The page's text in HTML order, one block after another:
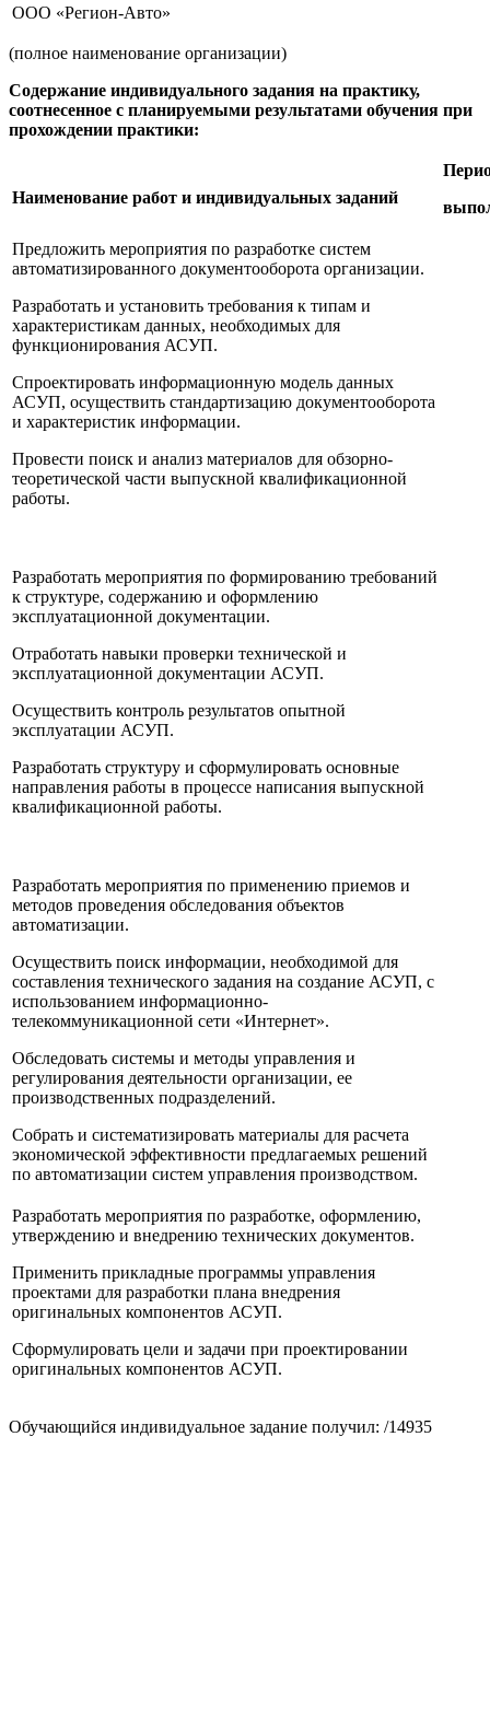
ООО «Регион-Авто»
(полное наименование организации)
Содержание индивидуального задания на практику,
соотнесенное с планируемыми результатами обучения при
прохождении практики:
Наименование работ и индивидуальных заданий
Предложить мероприятия по разработке систем
автоматизированного документооборота организации.
Разработать и установить требования к типам и
характеристикам данных, необходимых для
функционирования АСУП.
Спроектировать информационную модель данных
АСУП, осуществить стандартизацию документооборота
и характеристик информации.
Провести поиск и анализ материалов для обзорно-
теоретической части выпускной квалификационной
работы.
Разработать мероприятия по формированию требований
к структуре, содержанию и оформлению
эксплуатационной документации.
Отработать навыки проверки технической и
эксплуатационной документации АСУП.
Осуществить контроль результатов опытной
эксплуатации АСУП.
Разработать структуру и сформулировать основные
направления работы в процессе написания выпускной
квалификационной работы.
Разработать мероприятия по применению приемов и
методов проведения обследования объектов
автоматизации.
Осуществить поиск информации, необходимой для
составления технического задания на создание АСУП, с
использованием информационно-
телекоммуникационной сети «Интернет».
Обследовать системы и методы управления и
регулирования деятельности организации, ее
производственных подразделений.
Собрать и систематизировать материалы для расчета
экономической эффективности предлагаемых решений
по автоматизации систем управления производством.
Разработать мероприятия по разработке, оформлению,
утверждению и внедрению технических документов.
Применить прикладные программы управления
проектами для разработки плана внедрения
оригинальных компонентов АСУП.
Сформулировать цели и задачи при проектировании
оригинальных компонентов АСУП.
Обучающийся индивидуальное задание получил: /14935